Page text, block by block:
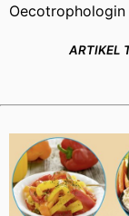
Oecotrophologin
ARTIKEL